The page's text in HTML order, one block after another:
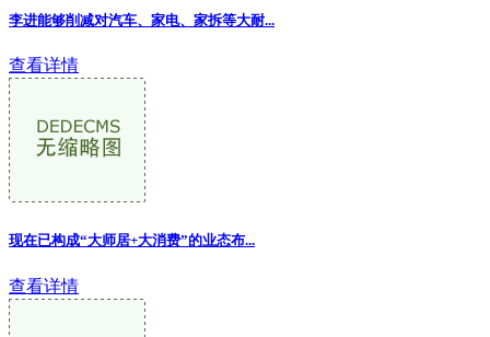
李进能够削减对汽车、家电、家拆等大耐...
查看详情
现在已构成“大师居+大消费”的业态布...
查看详情